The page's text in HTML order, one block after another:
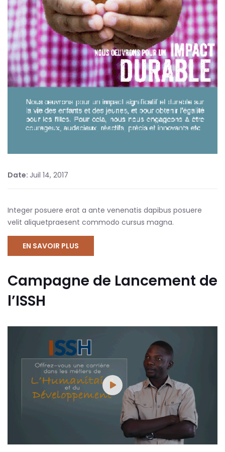
Date: Juil 14, 2017
Integer posuere erat a ante venenatis dapibus posuere
velit aliquetpraesent commodo cursus magna.
EN SAVOIR PLUS
Campagne de Lancement de
l’ISSH